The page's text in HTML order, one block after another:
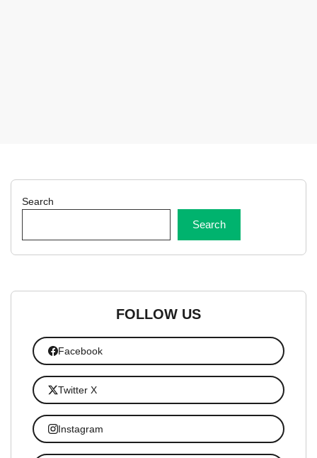
Search
Search
FOLLOW US
Facebook
Twitter X
Instagram